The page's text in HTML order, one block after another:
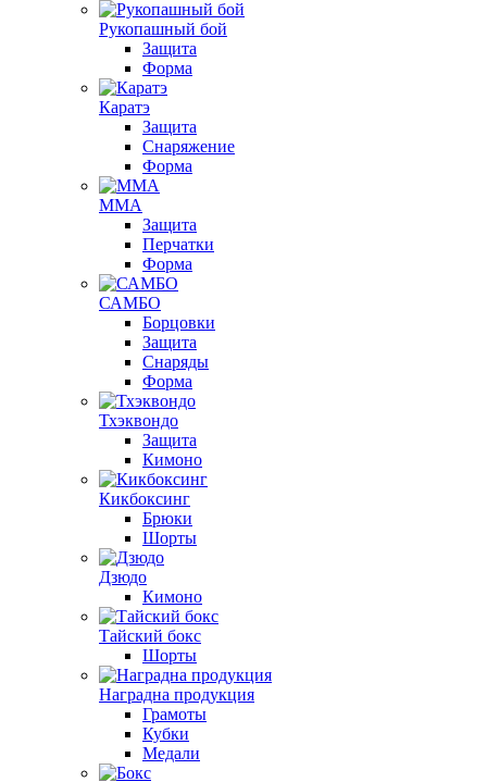
Рукопашный бой
Защита
Форма
Каратэ
Защита
Снаряжение
Форма
ММА
Защита
Перчатки
Форма
САМБО
Борцовки
Защита
Снаряды
Форма
Тхэквондо
Защита
Кимоно
Кикбоксинг
Брюки
Шорты
Дзюдо
Кимоно
Тайский бокс
Шорты
Наградна продукция
Грамоты
Кубки
Медали